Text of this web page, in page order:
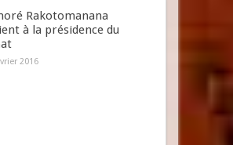
Rakotomanana
à la présidence du
2016